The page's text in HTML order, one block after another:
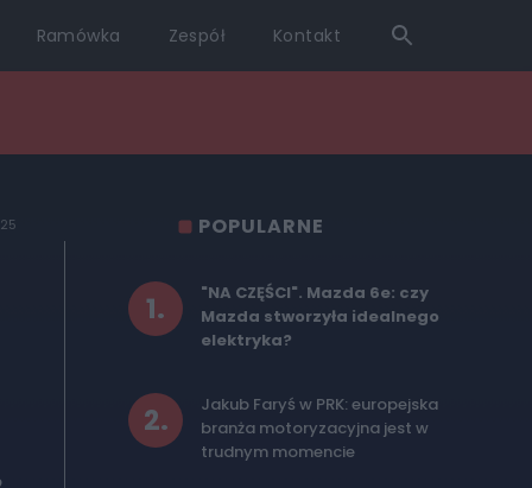
Ramówka Zespół Kontakt
POPULARNE
1.
"NA CZĘŚCI". Mazda 6e: czy
Mazda stworzyła idealnego
elektryka?
2.
Jakub Faryś w PRK: europejska
branża motoryzacyjna jest w
trudnym momencie